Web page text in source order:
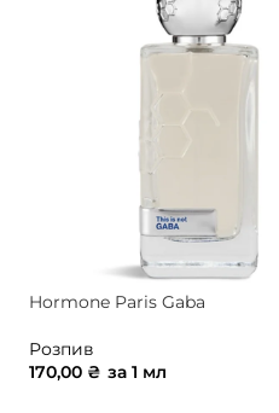
Hormone Paris Gaba
Розпив
170,00 ₴ за 1 мл